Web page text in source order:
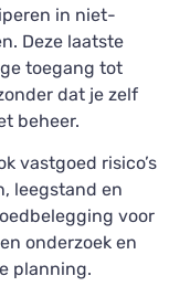
in niet-
Deze laatste
toegang tot
dat je zelf
beheer.
vastgoed risico’s
leegstand en
voor
onderzoek en
planning.